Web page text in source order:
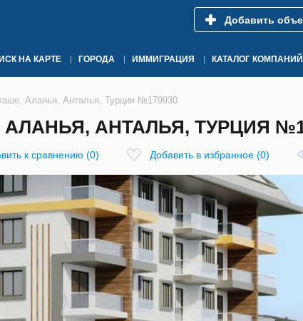
Добавить
НА КАРТЕ ГОРОДА ИММИГРАЦИЯ КАТАЛОГ КОМПАНИЙ
Аланья, Анталья, Турция №179930
АНТАЛЬЯ, ТУРЦИЯ
к сравнению (0) Добавить в избранное (0)